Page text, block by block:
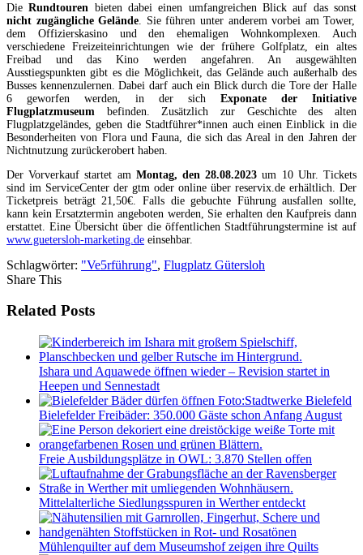
DieRundtouren bieten dabei einen umfangreichen Blick auf das sonst
nicht zugängliche Gelände . Sie führen unter anderem vorbei am Tower,
dem Offizierskasino und den ehemaligen Wohnkomplexen. Auch
verschiedene Freizeiteinrichtungen wie der frühere Golfplatz, ein altes
Freibad und das Kino werden angefahren. An ausgewählten
Ausstiegspunkten gibt es die Möglichkeit, das Gelände auch außerhalb des
Busses kennenzulernen. Dabei darf auch ein Blick durch die Tore der Halle
6 geworfen werden, in der sich Exponate der Initiative
Flugplatzmuseum befinden. Zusätzlich zur Geschichte des alten
Flugplatzgeländes, geben die Stadtführer*innen auch einen Einblick in die
Besonderheiten von Flora und Fauna, die sich das Areal in den Jahren der
Nichtnutzung zurückerobert haben.
Der Vorverkauf startet am Montag, den 28.08.2023 um 10 Uhr. Tickets
sind im ServiceCenter der gtm oder online über reservix.de erhältlich. Der
Ticketpreis beträgt 21,50€. Falls die gebuchte Führung ausfallen sollte,
kann kein Ersatztermin angeboten werden, Sie erhalten den Kaufpreis dann
erstattet. Eine Übersicht über die öffentlichen Stadtführungstermine ist auf
www.guetersloh-marketing.de einsehbar.
Schlagwörter: "Ve5rführung", Flugplatz Gütersloh
Share This
Related Posts
Ishara und Aquawede öffnen wieder – Revision startet in
Heepen und Sennestadt
Bielefelder Freibäder: 350.000 Gäste schon Anfang August
Freie Ausbildungsplätze in OWL: 3.870 Stellen offen
Mittelalterliche Siedlungsspuren in Werther entdeckt
Mühlenquilter auf dem Museumshof zeigen ihre Quilts